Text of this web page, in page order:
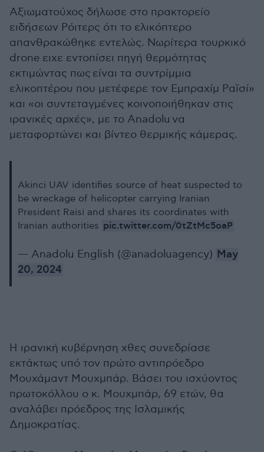
Αξιωματούχος δήλωσε στο πρακτορείο
ειδήσεων Ρόιτερς ότι το ελικόπτερο
απανθρακώθηκε εντελώς. Νωρίτερα τουρκικό
drone ειχε εντοπίσει πηγή θερμότητας
εκτιμώντας πως είναι τα συντρίμμια
ελικοπτέρου που μετέφερε τον Εμπραχίμ Ραϊσί»
και «οι συντεταγμένες κοινοποιήθηκαν στις
ιρανικές αρχές», με το Anadolu να
μεταφορτώνει και βίντεο θερμικής κάμερας.
Akinci UAV identifies source of heat suspected to
be wreckage of helicopter carrying Iranian
President Raisi and shares its coordinates with
Iranian authorities pic.twitter.com/0tZtMc5oaP
— Anadolu English (@anadoluagency) May
20, 2024
Η ιρανική κυβέρνηση χθες συνεδρίασε
εκτάκτως υπό τον πρώτο αντιπρόεδρο
Μουχάμαντ Μουχμπάρ. Βάσει του ισχύοντος
πρωτοκόλλου ο κ. Μουχμπάρ, 69 ετών, θα
αναλάβει πρόεδρος της Ισλαμικής
Δημοκρατίας.